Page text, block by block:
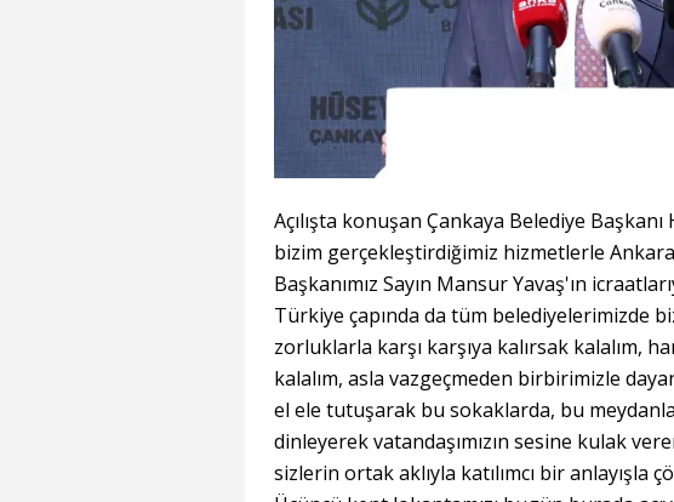
Açılışta konuşan Çankaya Belediye Başkanı
bizim gerçekleştirdiğimiz hizmetlerle
Başkanımız Sayın Mansur Yavaş'ın
Türkiye çapında da tüm belediyelerimizde
zorluklarla karşı karşıya kalırsak kalalım,
kalalım, asla vazgeçmeden birbirimizle
el ele tutuşarak bu sokaklarda, bu
dinleyerek vatandaşımızın sesine kulak
sizlerin ortak aklıyla katılımcı bir anlayışla